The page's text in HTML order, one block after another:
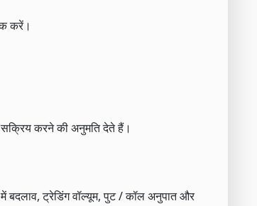
करें।
करने की अनुमति देते हैं।
बदलाव, ट्रेडिंग वॉल्यूम, पुट / कॉल अनुपात और